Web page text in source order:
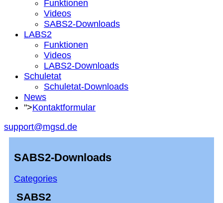
Funktionen
Videos
SABS2-Downloads
LABS2
Funktionen
Videos
LABS2-Downloads
Schuletat
Schuletat-Downloads
News
">Kontaktformular
support@mgsd.de
SABS2-Downloads
Categories
SABS2